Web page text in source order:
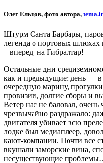
Олег Ельцов, фото автора,
Штурм Санта Барбары,
легенда о портовых шлюхах
– вперед, на Гибралтар!
Остальные дни
как и предыдущие: день — в
очередную марину,
провизии, долгие сборы и
Ветер нас не баловал, очень
чрезвычайно раздражало:
двигателя убивает всю
лодке был медиаплеер,
кают-компании. Почти все
вкушали заморские вина,
несуществующие